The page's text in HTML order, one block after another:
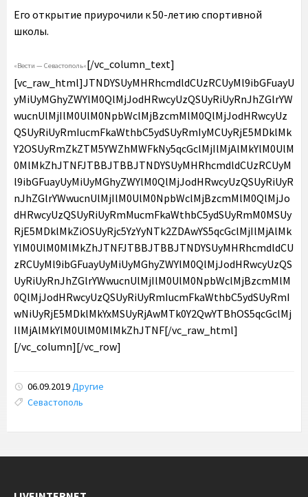
Его открытие приурочили к 50-летию спортивной
школы.
«Вести — Севастополь«[/vc_column_text]
[vc_raw_html]JTNDYSUyMHRhcmdldCUzRCUyMl9ibGFuayU
yMiUyMGhyZWYlM0QlMjJodHRwcyUzQSUyRiUyRnJhZGlrYW
wucnUlMjIlM0UlM0NpbWclMjBzcmMlM0QlMjJodHRwcyUz
QSUyRiUyRmIucmFkaWthbC5ydSUyRmIyMCUyRjE5MDklMk
Y2OSUyRmZkZTM5YWZhMWFkNy5qcGclMjIlMjAlMkYlM0UlM
0MlMkZhJTNFJTBBJTBBJTNDYSUyMHRhcmdldCUzRCUyM
l9ibGFuayUyMiUyMGhyZWYlM0QlMjJodHRwcyUzQSUyRiUyR
nJhZGlrYWwucnUlMjIlM0UlM0NpbWclMjBzcmMlM0QlMjJo
dHRwcyUzQSUyRiUyRmMucmFkaWthbC5ydSUyRmM0MSUy
RjE5MDklMkZiOSUyRjc5YzYyNTk2ZDAwYS5qcGclMjIlMjAlMk
YlM0UlM0MlMkZhJTNFJTBBJTBBJTNDYSUyMHRhcmdldCU
zRCUyMl9ibGFuayUyMiUyMGhyZWYlM0QlMjJodHRwcyUzQS
UyRiUyRnJhZGlrYWwucnUlMjIlM0UlM0NpbWclMjBzcmMlM
0QlMjJodHRwcyUzQSUyRiUyRmIucmFkaWthbC5ydSUyRmI
wNiUyRjE5MDklMkYxMSUyRjAwMTk0Y2QwYTBhOS5qcGclMj
IlMjAlMkYlM0UlM0MlMkZhJTNF[/vc_raw_html]
[/vc_column][/vc_row]
06.09.2019Другие
Tags:
Севастополь